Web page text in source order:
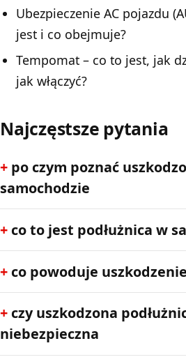
Ubezpieczenie AC pojazdu
jest i co obejmuje?
Tempomat – co to jest, jak
jak włączyć?
Najczęstsze pytania
po czym poznać
samochodzie
co to jest podłużnica w
co powoduje
czy uszkodzona
niebezpieczna